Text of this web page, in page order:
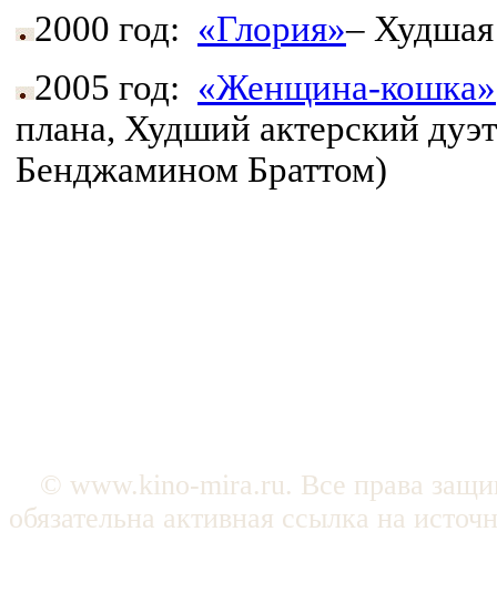
2000 год: «Глория»– Худшая
2005 год: «Женщина-кошка»
плана, Худший актерский
Бенджамином Браттом)
© www.kino-mira.ru. Все права
обязательна активная ссылка на